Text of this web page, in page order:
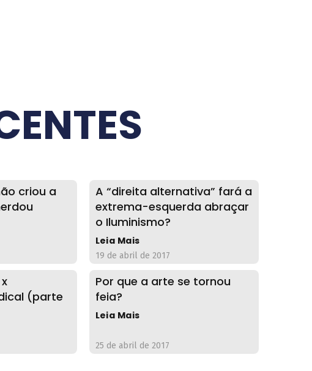
criou a
A “direita alternativa” fará a
extrema-esquerda abraçar
o Iluminismo?
Leia Mais
19 de abril de 2017
(parte
Por que a arte se tornou
feia?
Leia Mais
25 de abril de 2017